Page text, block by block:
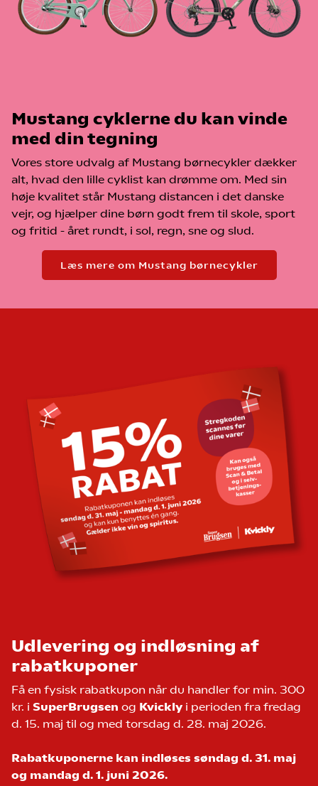
• Tegningerne kan blive hængt op i den pågældende butik
under fødselsdagen.
• Der foreligger ikke dokumentation i form af købsbevis.
• Cykeltilbehør så som lås og lygter medfølger ikke.
• Coop er ikke ansvarlig for eventuelle trykfejl.
• Coop forbeholder sig retten til uden varsel at ændre i
konkurrencevilkårene.
• Medarbejdere i Coop og deres husstand samt
samarbejdspartnere og deres husstand kan ikke deltage i
konkurrencer udbudt af Coop.
• Deltagerne er ansvarlige for at afgive korrekte og læsbare
kontaktoplysninger.
• Præmien skal være indløst inden den 31.12.2026.
• Coop Danmark afholder de lovpligtige præmieafgifter,
præmier med præmier af en tilsvarende værdi, hvis de
• Såfremt præmien ikke kan overrækkes grundet vinderens
forhold, vil kravet på præmien forældes 7 kalenderdage
efter notifikation. Herefter kan vinderen ikke længere gøre
krav på præmien. Coop vil derefter være berettiget, men
ikke forpligtet til at tildele præmien til øvrige deltagere.
• Der kan ikke med henvisning til konkurrencens
gennemførelse, eventuelt manglende gennemførelse eller
andre forhold gøre erstatningskrav gældende mod Coop.
• Ved begrundet mistanke om snyd forbeholder Coop sig
retten at ekskludere brugere uden varsel.
• Uoverensstemmelser er underlagt dansk ret.
Mustang cyklerne du kan vinde
med din tegning
Vores store udvalg af Mustang børnecykler dækker
alt, hvad den lille cyklist kan drømme om. Med sin
høje kvalitet står Mustang distancen i det danske
vejr, og hjælper dine børn godt frem til skole, sport
og fritid - året rundt, i sol, regn, sne og slud.
Læs mere om Mustang børnecykler
Udlevering og indløsning af
rabatkuponer
Få en fysisk rabatkupon når du handler for min. 300
kr. i SuperBrugsen og Kvickly i perioden fra fredag
d. 15. maj til og med torsdag d. 28. maj 2026.
Rabatkuponerne kan indløses søndag d. 31. maj
og mandag d. 1. juni 2026.